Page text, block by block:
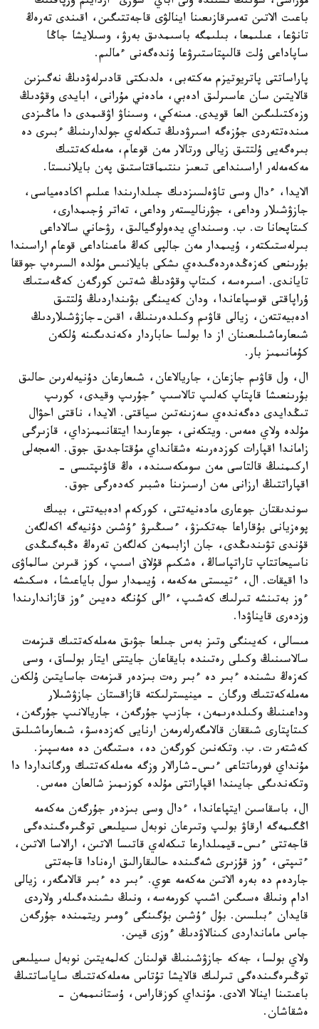
باعىت الاتىن تەمىرقازىعىنا اينالۋى قاجەتتىگىن، اقىندى تەرەڭ
تانۋعا، عىلىمعا، بىلىمگە باسىمدىق بەرۋ، وسىلايشا جاڭا
ساپاداعى ۇلت قالىپتاستىرۋعا ۇندەگەنى ءمالىم.
پاراساتتى پاتريوتيزم مەكتەبى، ەلدىكتى قادىرلەۋدىڭ نەگىزىن
قالايتىن سان عاسىرلىق ادەبي، مادەني مۇرانى، ابايدى وقۋدىڭ
وزەكتىلىگىن العا قويدى. مىنەكي، وسىناۋ اۋقىمدى دا ماڭىزدى
مىندەتتەردى جۇزەگە اسىرۋدىڭ تىكەلەي جولدارىنىڭ ءبىرى دە
بىرەگەيى ۇلتتىق زيالى ورتالار مەن قوعام، مەملەكەتتىك
مەكەمەلەر اراسىنداعى تىعىز ىنتىماقتاستىق پەن بايلانىستا.
الايدا، ءدال وسى تاۋەلسىزدىك جىلدارىندا عىلىم اكادەمياسى،
جازۋشىلار وداعى، جۋرناليستەر وداعى، تەاتر ۇجىمدارى،
كىتاپحانا ت. ب. وسىنداي يدەولوگيالىق، رۋحاني سالاداعى
بىرلەستىكتەر، ۇيىمدار مەن جالپى كەڭ ماعىناداعى قوعام اراسىندا
بۇرىنعى كەزەڭدەردەگىدەي ىشكى بايلانىس مۇلدە السىرەپ جوققا
تاياندى. اسىرەسە، كىتاپ وقۋدىڭ شەتىن كورگەن كەڭەستىك
ۇراپاقتى قوسپاعاندا، ودان كەيىنگى بۋىنداردىڭ ۇلتتىق
ادەبيەتتەن، زيالى قاۋىم وكىلدەرىنىڭ، اقىن-جازۋشىلاردىڭ
شىعارماشىلىعىنان از دا بولسا حاباردار ەكەندىگىنە ۇلكەن
كۇمانىمىز بار.
ال، ول قاۋىم جازعان، جاريالاعان، شىعارعان دۇنيەلەرىن حالىق
بۇرىنعىشا قاپتاپ كەلىپ تالاسىپ ءجۇرىپ وقيدى، كورىپ
تىڭدايدى دەگەندەي سەزىنەتىن سياقتى. الايدا، ناقتى احۋال
مۇلدە ولاي ەمەس. ويتكەنى، جوعارىدا ايتقانىمىزداي، قازىرگى
زاماندا اقپارات كوزدەرىنە ەشقانداي مۇقتاجدىق جوق. الەمجەلى
اركىمنىڭ قالتاسى مەن سومكەسىندە، ەڭ قاۋىپتىسى -
اقپاراتتىڭ ارزانى مەن ارسىزىنا ەشبىر كەدەرگى جوق.
سوندىقتان جوعارى مادەنيەتتى، كوركەم ادەبيەتتى، بيىك
پوەزيانى بۇقاراعا جەتكىزۋ، ءسىڭىرۋ ءۇشىن دۇنيەگە اكەلگەن
قۇندى تۋىندىڭدى، جان ازابىمەن كەلگەن تەرەڭ ەڭبەگىڭدى
ناسيحاتتاپ تاراتپاساڭ، ەشكىم قۇلاق اسىپ، كوز قىرىن سالماۋى
دا اقيقات. ال، ءتيىستى مەكەمە، ۇيىمدار سول باياعىشا، ەسكىشە
ءوز بەتىنشە تىرلىك كەشىپ، ءالى كۇنگە دەيىن ءوز قازاندارىندا
وزدەرى قايناۋدا.
مىسالى، كەيىنگى وتىز بەس جىلعا جۋىق مەملەكەتتىك قىزمەت
سالاسىنىڭ وكىلى رەتىندە بايقاعان جايتتى ايتار بولساق، وسى
كەزەڭ ىشىندە ءبىر دە ءبىر رەت بىزدەر قىزمەت جاسايتىن ۇلكەن
مەملەكەتتىك ورگان - مينيسترلىكتە قازاقستان جازۋشىلار
وداعىنىڭ وكىلدەرىمەن، جازىپ جۇرگەن، جاريالانىپ جۇرگەن،
كىتاپتارى شىققان قالامگەرلەرمەن ارنايى كەزدەسۋ، شىعارماشىلىق
كەشتەر ت. ب. وتكەنىن كورگەن دە، ەستىگەن دە ەمەسپىز.
مۇنداي فورماتتاعى ءىس-شارالار وزگە مەملەكەتتىك ورگانداردا دا
وتكەندىگى جايىندا اقپاراتتى مۇلدە كوزىمىز شالعان ەمەس.
ال، باسقاسىن ايتپاعاندا، ءدال وسى بىزدەر جۇرگەن مەكەمە
اڭگىمەگە ارقاۋ بولىپ وتىرعان نوبەل سىيلىعى توڭىرەگىندەگى
قاجەتتى ءىس-قيمىلدارعا تىكەلەي قاتىسا الاتىن، ارالاسا الاتىن،
ءتىپتى، ءوز قۇزىرى شەگىندە حالىقارالىق ارەنادا قاجەتتى
جاردەم دە بەرە الاتىن مەكەمە عوي. ءبىر دە ءبىر قالامگەر، زيالى
ادام ونىڭ ەسىگىن اشىپ كورمەسە، ونىڭ ىشىندەگىلەر ولاردى
قايدان ءبىلسىن. بۇل ءۇشىن بۇگىنگى ءومىر ريتمىندە جۇرگەن
جاس مامانداردى كىنالاۋدىڭ ءوزى قيىن.
ولاي بولسا، جەكە جازۋشىنىڭ قولىنان كەلمەيتىن نوبەل سىيلىعى
توڭىرەگىندەگى تىرلىك قالايشا تۇتاس مەملەكەتتىك ساياساتتىڭ
باعىتىنا اينالا الادى. مۇنداي كوزقاراس، ۇستانىممەن -
ەشقاشان.